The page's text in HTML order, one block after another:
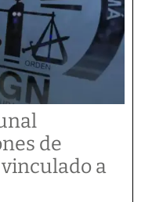
de
a